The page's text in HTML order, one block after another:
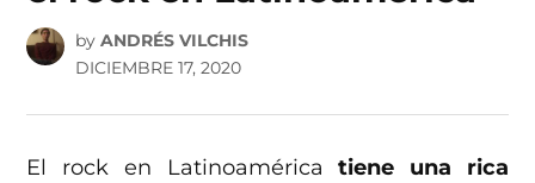
by ANDRÉS VILCHIS
DICIEMBRE 17, 2020
El rock en Latinoaméricatiene una rica